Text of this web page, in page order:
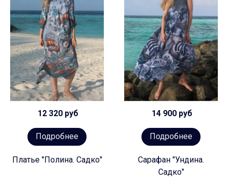
12 320 руб
Подробнее
Платье "Полина. Садко"
14 900 руб
Подробнее
Сарафан "Ундина.
Садко"